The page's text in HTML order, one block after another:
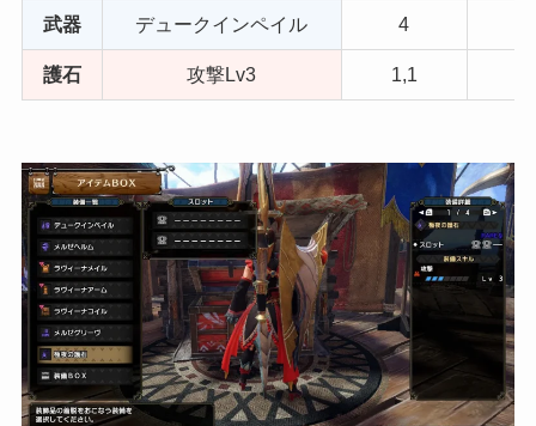
武器 デュークインペイル 4
護石 攻撃Lv3 1,1